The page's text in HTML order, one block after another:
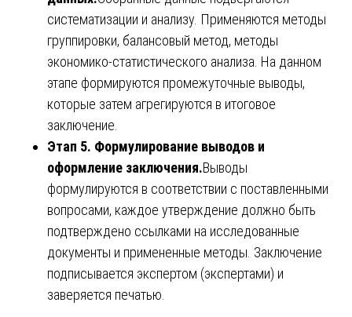
систематизации и анализу. Применяются методы
группировки, балансовый метод, методы
экономико-статистического анализа. На данном
этапе формируются промежуточные выводы,
которые затем агрегируются в итоговое
заключение.
Этап 5. Формулирование выводов и
оформление заключения.Выводы
формулируются в соответствии с поставленными
вопросами, каждое утверждение должно быть
подтверждено ссылками на исследованные
документы и примененные методы. Заключение
подписывается экспертом (экспертами) и
заверяется печатью.